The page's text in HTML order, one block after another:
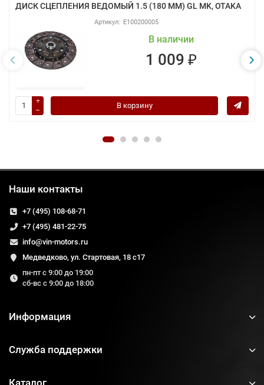
ДИСК СЦЕПЛЕНИЯ ВЕДОМЫЙ 1.5 (180 ММ) GL MK, OTAKA
E100200005
В наличии
1 009 ₽
В корзину
Наши контакты
+7 (495) 108-68-71
+7 (495) 481-22-75
info@vin-motors.ru
Медведково, ул. Стартовая, 18 с17
пн-пт с 9:00 до 19:00
сб-вс с 9:00 до 18:00
Информация
Служба поддержки
Каталог